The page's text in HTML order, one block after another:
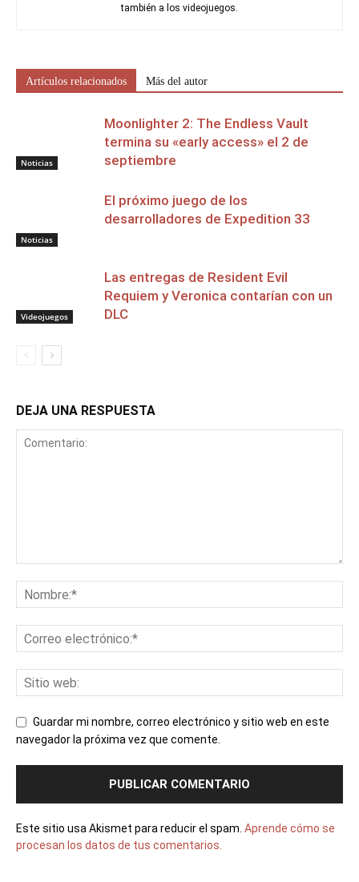
también a los videojuegos.
Artículos relacionados Más del autor
Noticias
Moonlighter 2: The Endless Vault
termina su «early access» el 2 de
septiembre
Noticias
El próximo juego de los
desarrolladores de Expedition 33
Videojuegos
Las entregas de Resident Evil
Requiem y Veronica contarían con un
DLC
DEJA UNA RESPUESTA
Guardar mi nombre, correo electrónico y sitio web en este
navegador la próxima vez que comente.
Este sitio usa Akismet para reducir el spam. Aprende cómo se
procesan los datos de tus comentarios.